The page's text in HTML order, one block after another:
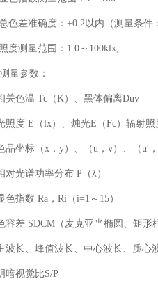
色差准确度：±0.2以内（测量条件
度测量范围：1.0～100klx;
量参数：
关色温 Tc（K）、黑体偏离Duv
照度 E（lx）、烛光E（Fc）辐射照
品坐标（x，y）、（u，v）、（u′，
对光谱功率分布 P（λ）
色指数 Ra，Ri（i=1～15）
容差 SDCM（麦克亚当椭圆、矩形
波长、峰值波长、中心波长、质心
暗视觉比S/P